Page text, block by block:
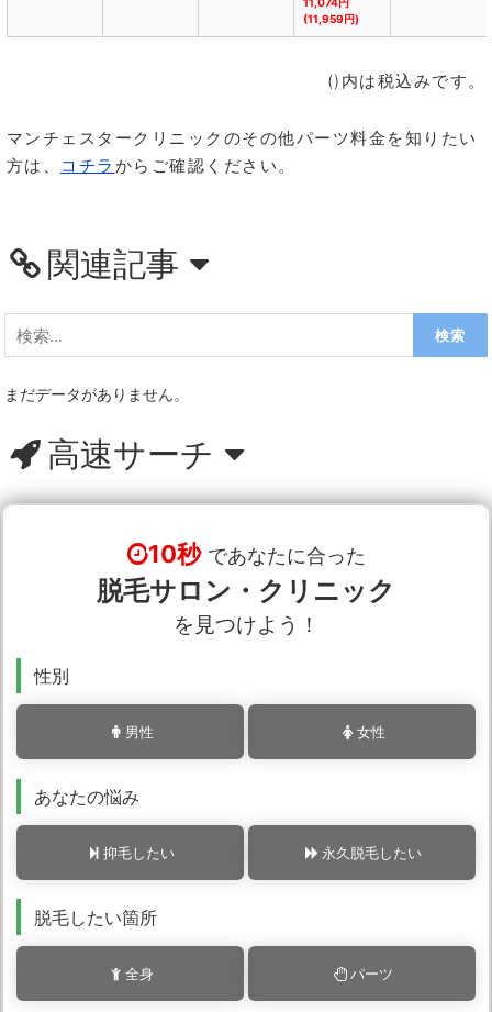
(11,959円)
()内は税込みです。
マンチェスタークリニックのその他パーツ料金を知りたい
方は、
コチラ からご確認ください。
関連記事
検
索:
まだデータがありません。
高速サーチ
10秒 であなたに合った
脱毛サロン・クリニック
を見つけよう！
性別
男性 女性
あなたの悩み
抑毛したい 永久脱毛したい
脱毛したい箇所
全身 パーツ